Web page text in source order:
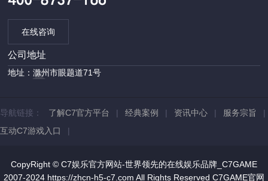
在线咨询
公司地址
地址：滁州市眼题道71号
导航链接： 了解C7官方平台 | 经典案例 | 资讯中心 | 服务宗旨
|
互动C7游戏入口
|
CopyRight © C7娱乐官方网站-世界领先的在线娱乐品牌_C7GAME
2007-2024 https://zhcn-h5-c7.com All Rights Reserved C7GAME官网